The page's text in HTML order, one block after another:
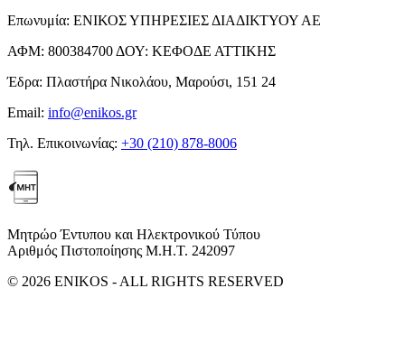
Επωνυμία: ΕΝΙΚΟΣ ΥΠΗΡΕΣΙΕΣ ΔΙΑΔΙΚΤΥΟΥ ΑΕ
ΑΦΜ: 800384700 ΔΟΥ: ΚΕΦΟΔΕ ΑΤΤΙΚΗΣ
Έδρα: Πλαστήρα Νικολάου, Μαρούσι, 151 24
Email: info@enikos.gr
Τηλ. Επικοινωνίας: +30 (210) 878-8006
Μητρώο Έντυπου και Ηλεκτρονικού Τύπου
Αριθμός Πιστοποίησης Μ.Η.Τ. 242097
© 2026 ENIKOS - ALL RIGHTS RESERVED